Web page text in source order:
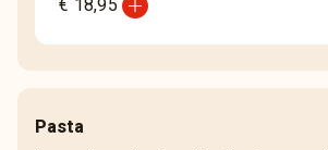
€ 18,95
Pasta